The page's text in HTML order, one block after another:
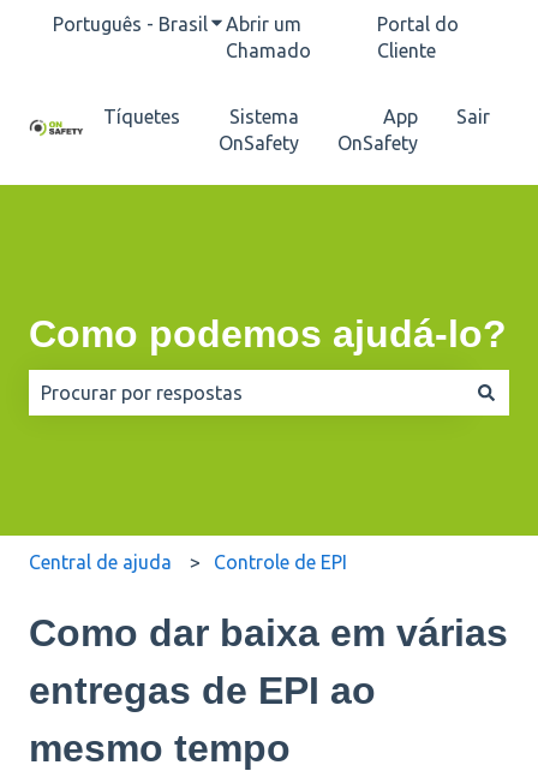
Português - BrasilMostrar submenu para traduções
Abrir um
Chamado
Portal do
Cliente
Tíquetes
Sistema
OnSafety
App
OnSafety
Sair
Como podemos ajudá-lo?
Central de ajuda Controle de EPI
Como dar baixa em várias
entregas de EPI ao
mesmo tempo